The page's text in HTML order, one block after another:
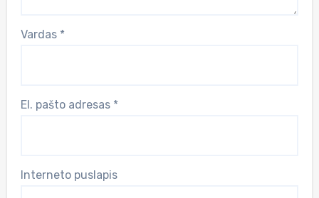
Vardas *
El. pašto adresas *
Interneto puslapis